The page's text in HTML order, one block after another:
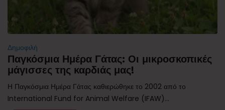
Δημοφιλή
Παγκόσμια Ημέρα Γάτας: Οι μικροσκοπικές
μάγισσες της καρδιάς μας!
Η Παγκόσμια Ημέρα Γάτας καθιερώθηκε το 2002 από το
International Fund for Animal Welfare (IFAW)...